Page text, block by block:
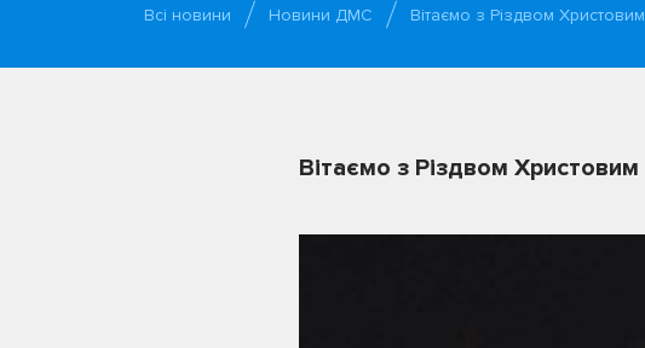
Всі новини Новини ДМС Вітаємо з Різдвом Христовим
Вітаємо з Різдвом Христовим